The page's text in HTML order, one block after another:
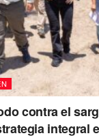
contra el
integral